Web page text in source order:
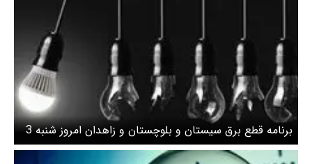
برنامه قطع برق سیستان و بلوچستان و زاهدان امروز شنبه 3
خرداد